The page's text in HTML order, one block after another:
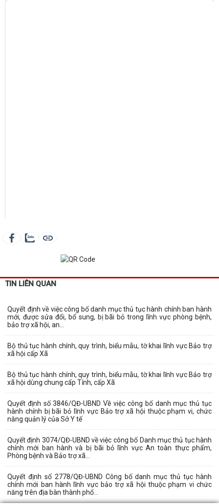
TIN LIÊN QUAN
Quyết định về việc công bố danh mục thủ tục hành chính ban hành
mới, được sửa đổi, bổ sung, bị bãi bỏ trong lĩnh vực phòng bệnh,
bảo trợ xã hội, an...
Bộ thủ tục hành chính, quy trình, biểu mẫu, tờ khai lĩnh vực Bảo trợ
xã hội cấp Xã
Bộ thủ tục hành chính, quy trình, biểu mẫu, tờ khai lĩnh vực Bảo trợ
xã hội dùng chung cấp Tỉnh, cấp Xã
Quyết định số 3846/QĐ-UBND Về việc công bố danh mục thủ tục
hành chính bị bãi bỏ lĩnh vực Bảo trợ xã hội thuộc phạm vi, chức
năng quản lý của Sở Y tế
Quyết định 3074/QĐ-UBND về việc công bố Danh mục thủ tục hành
chính mới ban hành và bị bãi bỏ lĩnh vực An toàn thực phẩm,
Phòng bệnh và Bảo trợ xã...
Quyết định số 2778/QĐ-UBND Công bố danh mục thủ tục hành
chính mới ban hành lĩnh vực bảo trợ xã hội thuộc phạm vi chức
năng trên địa bàn thành phố...